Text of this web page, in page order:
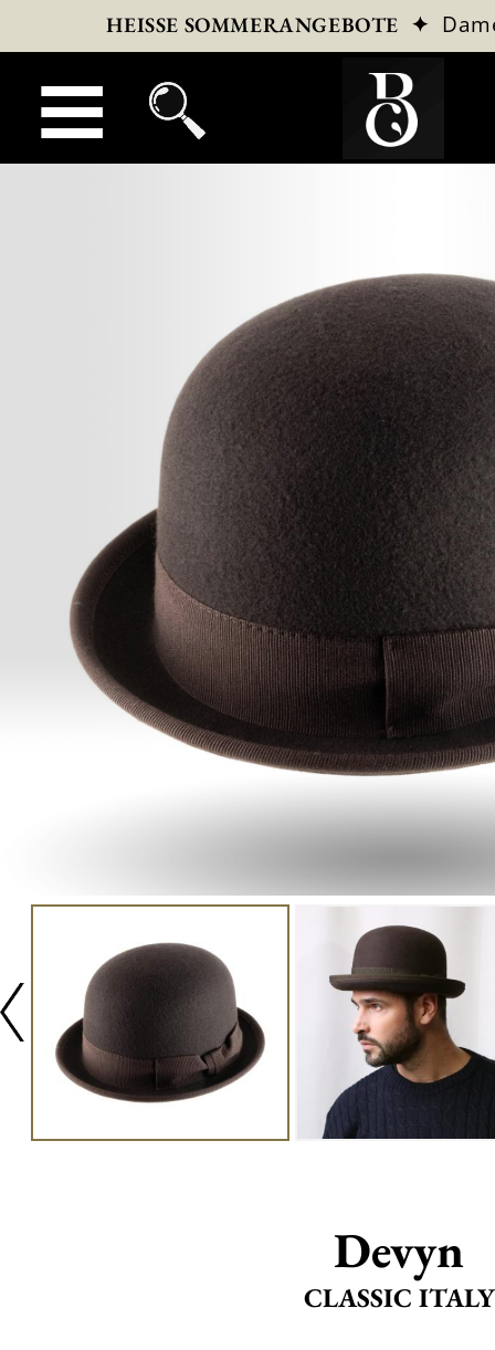
HEISSE SOMMERANGEBOTE ✦
Devyn
CLASSIC ITALY